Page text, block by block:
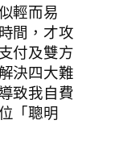
輕而易
間，才攻
付及雙方
決四大難
致我自費
「聰明